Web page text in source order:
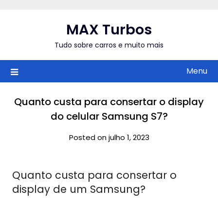
MAX Turbos
Tudo sobre carros e muito mais
Menu
Quanto custa para consertar o display
do celular Samsung S7?
Posted on julho 1, 2023
Quanto custa para consertar o
display de um Samsung?